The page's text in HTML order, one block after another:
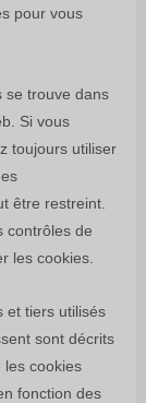
pour vous
se trouve dans
Si vous
toujours utiliser
être restreint.
contrôles de
les cookies.
et tiers utilisés
sont décrits
les cookies
fonction des